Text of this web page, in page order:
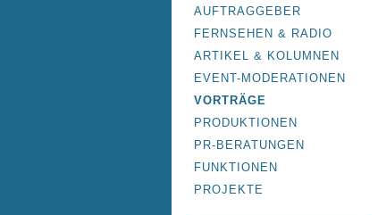
NAVIGATION
ÜBERSPRINGEN
AUFTRAGGEBER
FERNSEHEN & RADIO
ARTIKEL & KOLUMNEN
EVENT-MODERATIONEN
VORTRÄGE
PRODUKTIONEN
PR-BERATUNGEN
FUNKTIONEN
PROJEKTE